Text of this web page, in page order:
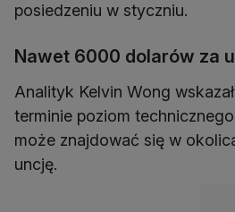
posiedzeniu w styczniu.
Nawet 6000 dolarów za
Analityk Kelvin Wong
terminie poziom
może znajdować się w
uncję.